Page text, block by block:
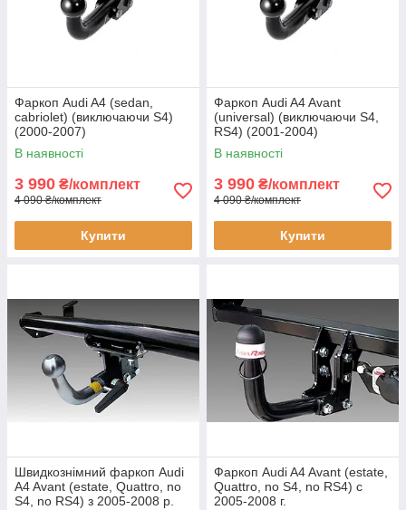
Фаркоп Audi A4 (sedan,
cabriolet) (виключаючи S4)
(2000-2007)
В наявності
3 990 ₴/комплект
4 090 ₴/комплект
Купити
Фаркоп Audi A4 Avant
(universal) (виключаючи S4,
RS4) (2001-2004)
В наявності
3 990 ₴/комплект
4 090 ₴/комплект
Купити
Швидкознімний фаркоп Audi
A4 Avant (estate, Quattro, no
S4, no RS4) з 2005-2008 р.
Фаркоп Audi A4 Avant (estate,
Quattro, no S4, no RS4) с
2005-2008 г.